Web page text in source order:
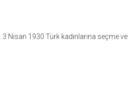
Nisan 1930 Türk kadınlarına seçme ve